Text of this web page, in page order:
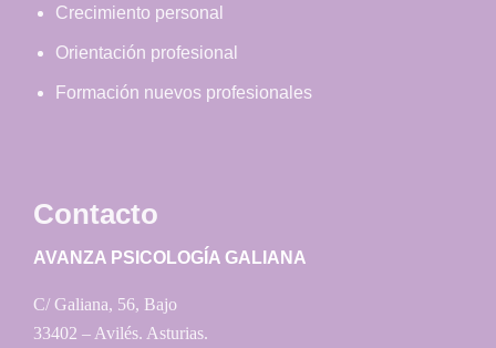
Crecimiento personal
Orientación profesional
Formación nuevos profesionales
Contacto
AVANZA PSICOLOGÍA GALIANA
C/ Galiana, 56, Bajo
33402 – Avilés. Asturias.